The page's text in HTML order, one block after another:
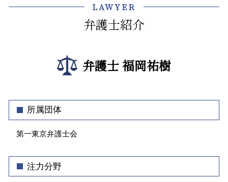
介護 契約トラブル 弁護士
介護事業 課題
不動産トラブル 立ち退き
不動産トラブル 調停
賃貸 立ち退き料
不動産トラブル 法律相談
借地 立ち退き
マンション 売買 契約書
弁護士 顧問契約 メリット
弁護士 顧問契約
東京都 企業法務 弁護士
コンプラ 問題
事業継承 契約書
セクハラ 加害者
職場 ハラスメント 種類
顧問弁護士 弁護士 相談 牛込神楽坂
顧問弁護士 中央区
債権回収 弁護士 相談 牛込神楽坂
企業法務 弁護士 相談 文京区
企業法務 弁護士 相談 渋谷区
不動産トラブル 弁護士 相談 牛込神楽坂
法律問題 弁護士 相談 渋谷区
法律問題 弁護士 相談 神楽坂
介護事業トラブル 中央区
LAWYER
弁護士紹介
弁護士 福岡祐樹
所属団体
第一東京弁護士会
注力分野